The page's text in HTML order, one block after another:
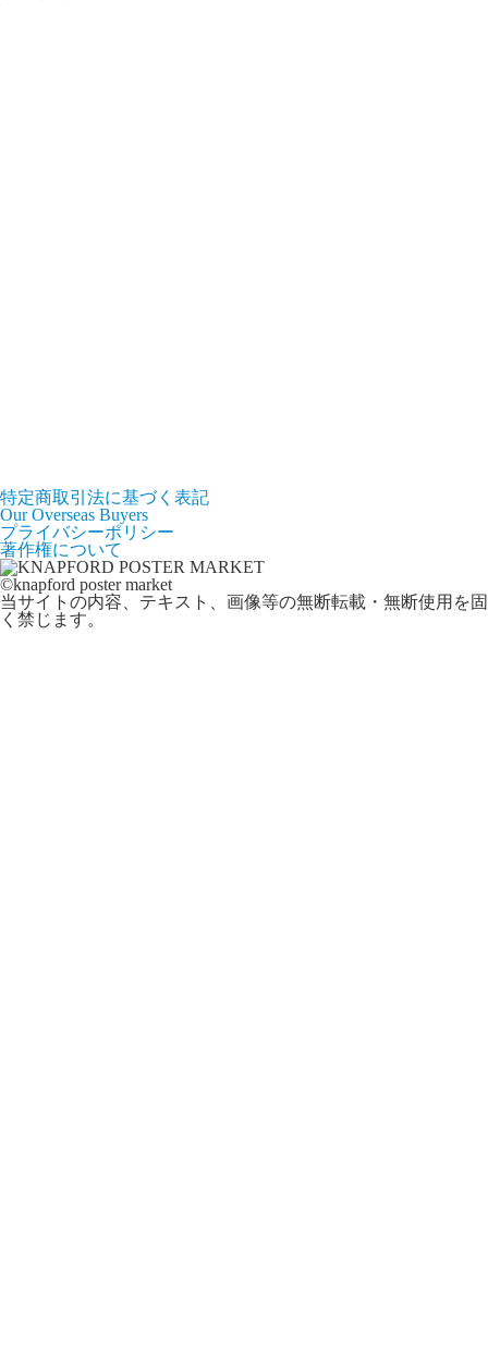
特定商取引法に基づく表記
Our Overseas Buyers
プライバシーポリシー
著作権について
©knapford poster market
当サイトの内容、テキスト、画像等の無断転載・無断使用を固
く禁じます。